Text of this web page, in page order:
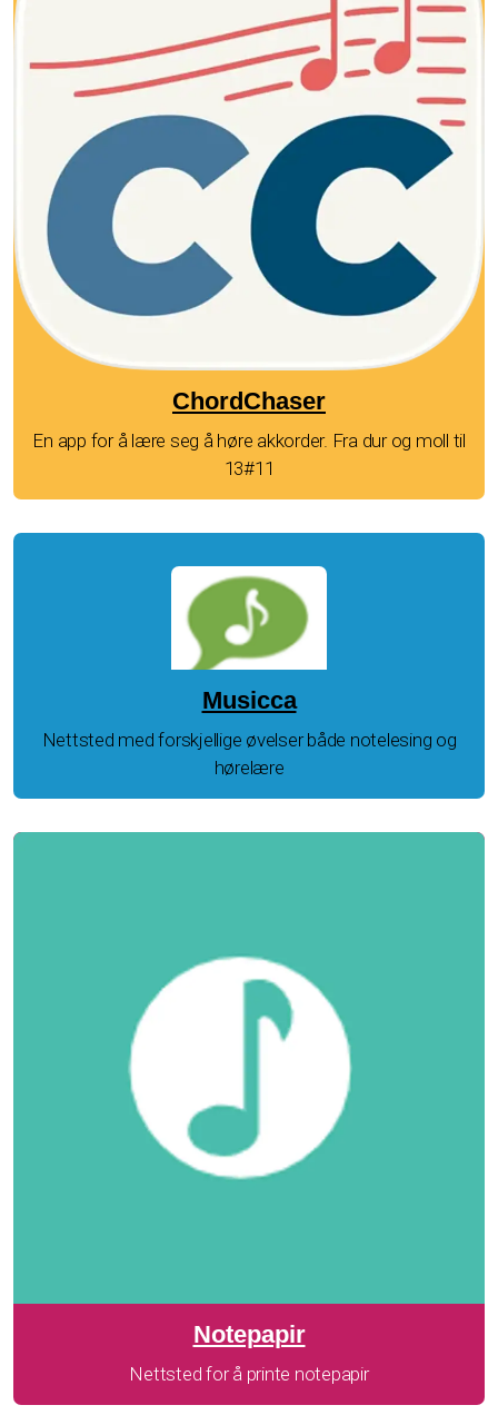
ChordChaser
En app for å lære seg å høre akkorder. Fra dur og moll til
13#11
Musicca
Nettsted med forskjellige øvelser både notelesing og
hørelære
Notepapir
Nettsted for å printe notepapir